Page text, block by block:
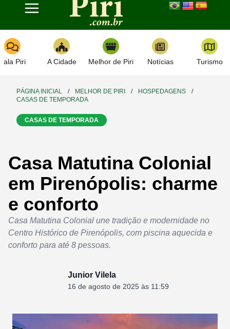
Toggle navigation
Piri A Cidade Melhor de Piri Notícias Turismo
PÁGINA INICIAL / MELHOR DE PIRI / HOSPEDAGENS
/
CASAS DE TEMPORADA
CASAS DE TEMPORADA
Casa Matutina Colonial
em Pirenópolis: charme
e conforto
Casa Matutina Colonial une tradição e modernidade no
Centro Histórico de Pirenópolis, com piscina aquecida e
conforto para até 8 pessoas.
Junior Vilela
16 de agosto de 2025 às 11:59